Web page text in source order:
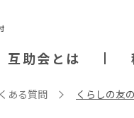
互助会とは
ある質問 くらしの友